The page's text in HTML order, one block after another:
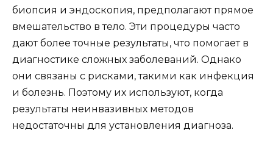
биопсия и эндоскопия, предполагают прямое
вмешательство в тело. Эти процедуры часто
дают более точные результаты, что помогает в
диагностике сложных заболеваний. Однако
они связаны с рисками, такими как инфекция
и болезнь. Поэтому их используют, когда
результаты неинвазивных методов
недостаточны для установления диагноза.